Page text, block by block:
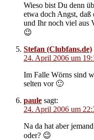
Wieso bist Du denn
etwa doch Angst,
und Ihr noch viel aus
😉
Stefan (Clubfans.de)
24. April 2006 um
Im Falle Wörns sind
selten vor 🙂
paule sagt:
24. April 2006 um
Na da hat aber
oder? 😉